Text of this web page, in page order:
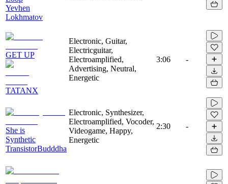
Yevhen
Lokhmatov
GET UP
TATANX
Electronic, Guitar,
Electricguitar,
Electroamplified,
Advertising, Neutral,
Energetic
3:06 -
She is
Synthetic
TransistorBudddha
Electronic, Synthesizer,
Electroamplified, Vocoder,
Videogame, Happy,
Energetic
2:30 -